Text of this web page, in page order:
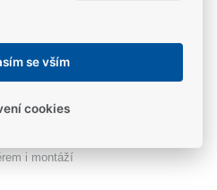
2 000 Kč
i montáží
se vším
cookies